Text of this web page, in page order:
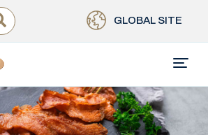
GLOBAL SITE